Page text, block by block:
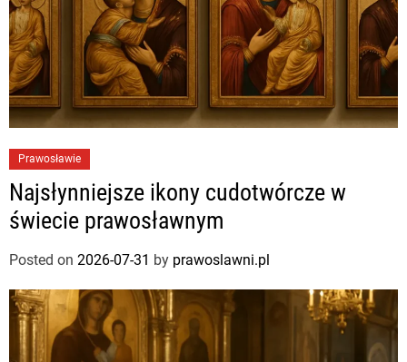
Prawosławie
Najsłynniejsze ikony cudotwórcze w
świecie prawosławnym
Posted on 2026-07-31 by prawoslawni.pl